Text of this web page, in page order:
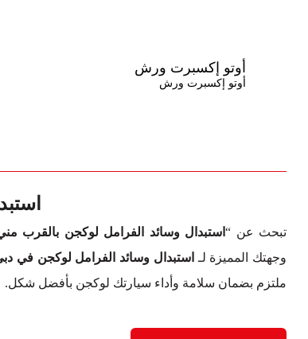
أوتو إكسبرت ورش
أوتو إكسبرت ورش
تبحث عن “استبدال وسائد الفرامل لوكجن بالقرب
وجهتك المميزة لـ استبدال وسائد الفرامل لوكجن في
ملتزم بضمان سلامة وأداء سيارتك لوكجن بأفضل شكل.